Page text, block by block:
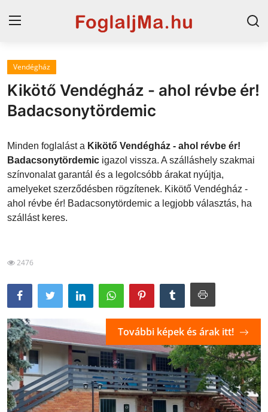
Magyarország
Horvát tengerpart
Szállások a Balatonon
Szállások Hajdúszoboszlón
Blog
Vendégház
Kikötő Vendégház - ahol révbe ér!
Badacsonytördemic
Minden foglalást a Kikötő Vendégház - ahol révbe ér!
Badacsonytördemic igazol vissza. A szálláshely szakmai
színvonalat garantál és a legolcsóbb árakat nyújtja,
amelyeket szerződésben rögzítenek. Kikötő Vendégház -
ahol révbe ér! Badacsonytördemic a legjobb választás, ha
szállást keres.
2476
További képek és árak itt!